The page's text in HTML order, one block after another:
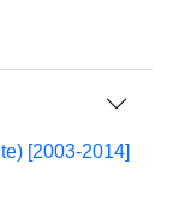
[2003-2014]